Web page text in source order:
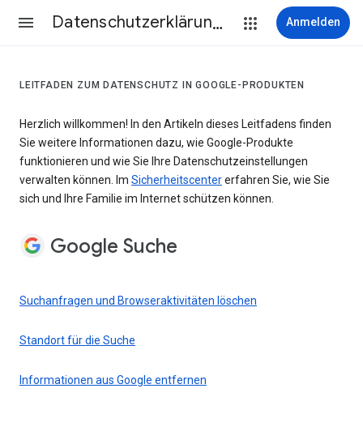
Datenschutzerklärung & Nutzungsbedingungen Anmelden
LEITFADEN ZUM DATENSCHUTZ IN GOOGLE-PRODUKTEN
Herzlich willkommen! In den Artikeln dieses Leitfadens finden
Sie weitere Informationen dazu, wie Google-Produkte
funktionieren und wie Sie Ihre Datenschutzeinstellungen
verwalten können. Im Sicherheitscentererfahren Sie, wie Sie
sich und Ihre Familie im Internet schützen können.
Google Suche
Suchanfragen und Browseraktivitäten löschen
Standort für die Suche
Informationen aus Google entfernen